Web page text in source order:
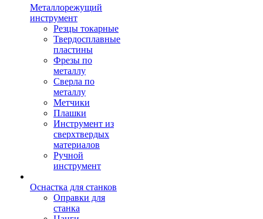
Металлорежущий
инструмент
Резцы токарные
Твердосплавные
пластины
Фрезы по
металлу
Сверла по
металлу
Метчики
Плашки
Инструмент из
сверхтвердых
материалов
Ручной
инструмент
Оснастка для станков
Оправки для
станка